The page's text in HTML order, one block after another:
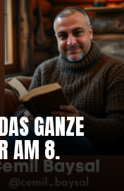
GANZE
AM 8.